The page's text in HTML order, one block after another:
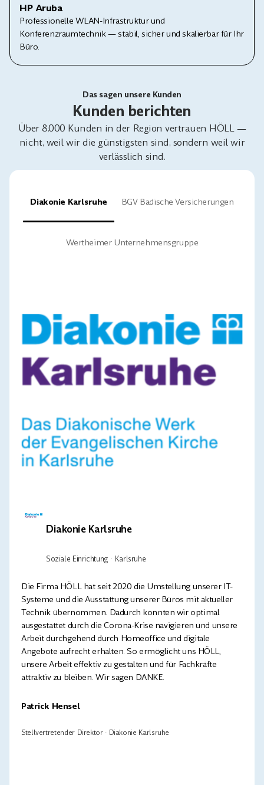
HP Aruba
Professionelle WLAN-Infrastruktur und
Konferenzraumtechnik — stabil, sicher und skalierbar für Ihr
Büro.
Das sagen unsere Kunden
Kunden berichten
Über 8.000 Kunden in der Region vertrauen HÖLL —
nicht, weil wir die günstigsten sind, sondern weil wir
verlässlich sind.
Diakonie Karlsruhe BGV Badische Versicherungen
Wertheimer Unternehmensgruppe
Diakonie Karlsruhe
Soziale Einrichtung · Karlsruhe
Die Firma HÖLL hat seit 2020 die Umstellung unserer IT-
Systeme und die Ausstattung unserer Büros mit aktueller
Technik übernommen. Dadurch konnten wir optimal
ausgestattet durch die Corona-Krise navigieren und unsere
Arbeit durchgehend durch Homeoffice und digitale
Angebote aufrecht erhalten. So ermöglicht uns HÖLL,
unsere Arbeit effektiv zu gestalten und für Fachkräfte
attraktiv zu bleiben. Wir sagen DANKE.
Patrick Hensel
Stellvertretender Direktor · Diakonie Karlsruhe